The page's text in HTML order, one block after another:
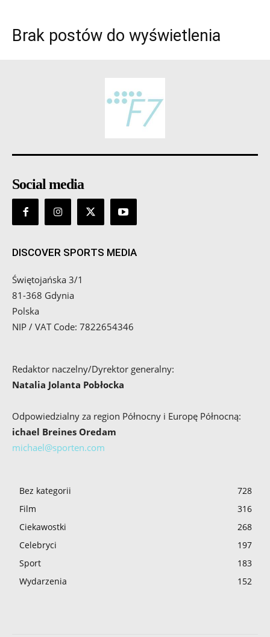
Brak postów do wyświetlenia
Social media
DISCOVER SPORTS MEDIA
Świętojańska 3/1
81-368 Gdynia
Polska
NIP / VAT Code: 7822654346
Redaktor naczelny/Dyrektor generalny:
Natalia Jolanta Pobłocka
Odpowiedzialny za region Północny i Europę Północną:
ichael Breines Oredam
michael@sporten.com
Bez kategorii
728
Film
316
Ciekawostki
268
Celebryci
197
Sport
183
Wydarzenia
152